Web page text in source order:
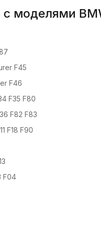
моделями
F45
F46
F35 F80
F82 F83
F18 F90
F04